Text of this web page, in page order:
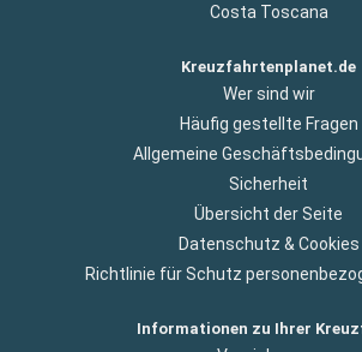
Costa Toscana
Kreuzfahrtenplanet.de
Wer sind wir
Häufig gestellte Fragen
Allgemeine
Sicherheit
Übersicht der Seite
Datenschutz & Cookies
Richtlinie für Schutz
Informationen zu Ihrer